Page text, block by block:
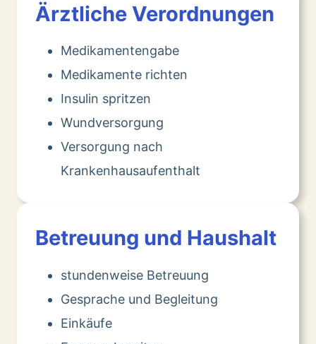
Ärztliche Verordnungen
Medikamentengabe
Medikamente richten
Insulin spritzen
Wundversorgung
Versorgung nach
Krankenhausaufenthalt
Betreuung und Haushalt
stundenweise Betreuung
Gesprache und Begleitung
Einkäufe